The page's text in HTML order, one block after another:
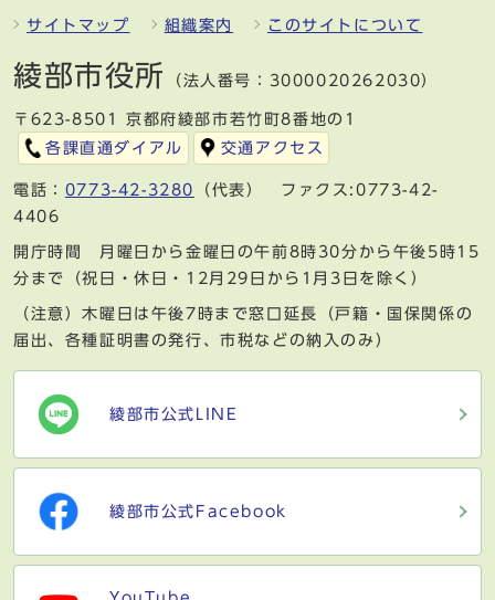
サイトマップ 組織案内 このサイトについて
綾部市役所 （法人番号：3000020262030）
〒623-8501 京都府綾部市若竹町8番地の1
各課直通ダイアル
交通アクセス
電話： 0773-42-3280
（代表） ファクス:0773-42-
4406
開庁時間 月曜日から金曜日の午前8時30分から午後5時15
分まで（祝日・休日・12月29日から1月3日を除く）
（注意）木曜日は午後7時まで窓口延長（戸籍・国保関係の
届出、各種証明書の発行、市税などの納入のみ）
綾部市公式LINE
綾部市公式Facebook